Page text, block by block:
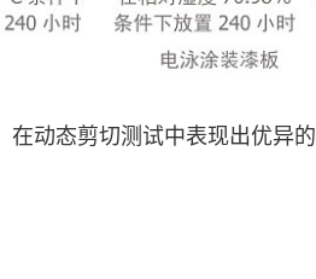
动态剪切测试中表现出优异